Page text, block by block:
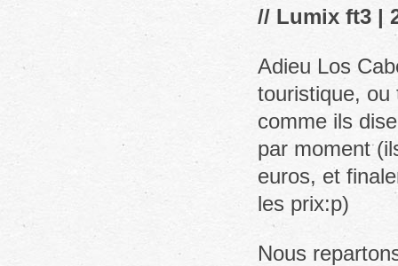
// Lumix ft3 |
Adieu Los
touristique, ou
comme ils
par moment
euros, et
les prix:p)
Nous